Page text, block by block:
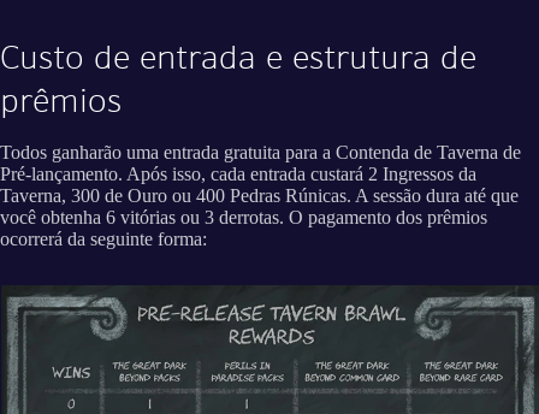
Custo de entrada e estrutura de
prêmios
Todos ganharão uma entrada gratuita para a Contenda de Taverna de
Pré-lançamento. Após isso, cada entrada custará 2 Ingressos da
Taverna, 300 de Ouro ou 400 Pedras Rúnicas. A sessão dura até que
você obtenha 6 vitórias ou 3 derrotas. O pagamento dos prêmios
ocorrerá da seguinte forma: